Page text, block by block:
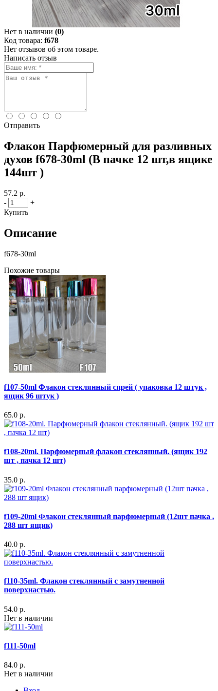
Нет в наличии (0)
Код товара: f678
Нет отзывов об этом товаре.
Написать отзыв
Отправить
Флакон Парфюмерный для разливных
духов f678-30ml (В пачке 12 шт,в ящике
144шт )
57.2 р.
-
+
Купить
Описание
f678-30ml
Похожие товары
f107-50ml Флакон стеклянный спрей ( упаковка 12 штук ,
ящик 96 штук )
65.0 р.
f108-20ml. Парфюмерный флакон стеклянный. (ящик 192
шт , пачка 12 шт)
35.0 р.
f109-20ml Флакон стеклянный парфюмерный (12шт пачка ,
288 шт ящик)
40.0 р.
f110-35ml. Флакон стеклянный с замутненной
поверхнастью.
54.0 р.
Нет в наличии
f111-50ml
84.0 р.
Нет в наличии